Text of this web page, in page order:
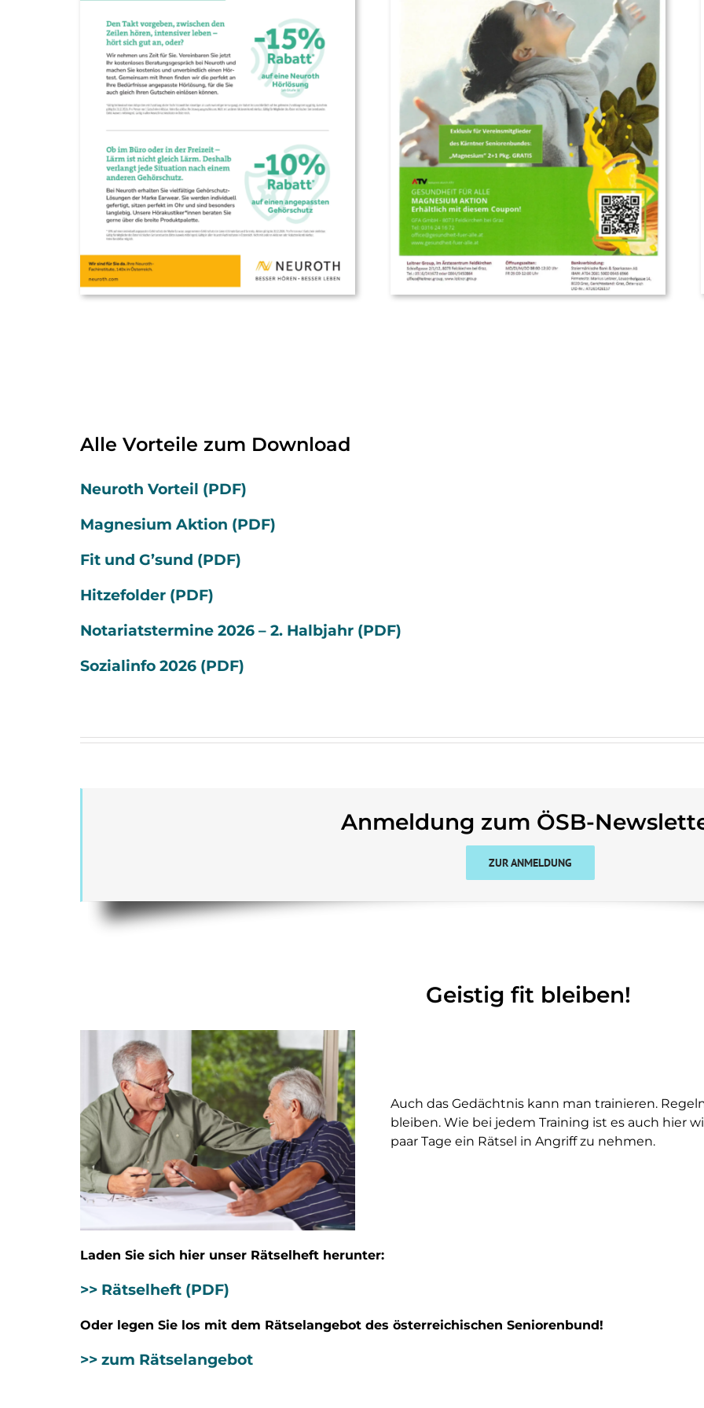
Alle Vorteile zum Download
Neuroth Vorteil (PDF)
Magnesium Aktion (PDF)
Fit und G’sund (PDF)
Hitzefolder (PDF)
Notariatstermine 2026 – 2. Halbjahr (PDF)
Sozialinfo 2026 (PDF)
Anmeldung zum ÖSB-
ZUR ANMELDUNG
Geistig fit bleiben!
Auch das Gedächtnis kann man trainieren.
bleiben. Wie bei jedem Training ist es auch hier
paar Tage ein Rätsel in Angriff zu nehmen.
Laden Sie sich hier unser Rätselheft herunter:
>> Rätselheft (PDF)
Oder legen Sie los mit dem Rätselangebot des österreichischen Seniorenbund!
>> zum Rätselangebot